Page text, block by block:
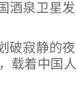
酒泉卫星
寂静的夜
载着中国